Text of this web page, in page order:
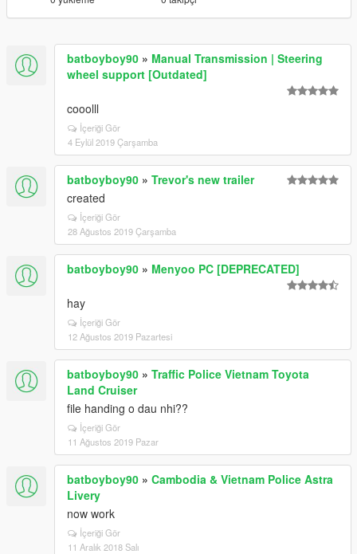
batboyboy90 » Manual Transmission | Steering
wheel support [Outdated]
cooolll
İçeriği Gör
4 Eylül 2019 Çarşamba
batboyboy90 » Trevor's new trailer
created
İçeriği Gör
28 Ağustos 2019 Çarşamba
batboyboy90 » Menyoo PC [DEPRECATED]
hay
İçeriği Gör
12 Ağustos 2019 Pazartesi
batboyboy90 » Traffic Police Vietnam Toyota
Land Cruiser
file handing o dau nhi??
İçeriği Gör
11 Ağustos 2019 Pazar
batboyboy90 » Cambodia & Vietnam Police Astra
Livery
now work
İçeriği Gör
11 Aralık 2018 Salı